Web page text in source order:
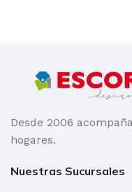
Desde 2006
hogares.
Nuestras Sucursales